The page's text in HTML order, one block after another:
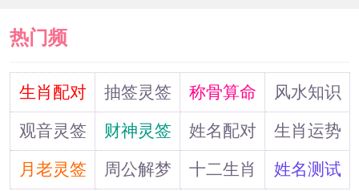
梦见有人持刀自杀，预示你会有好
梦见被刀剑等刺中或是砍伤，预示
麻烦会很快过去，你会得到意外的钱
财，事情顺利，生意兴旺。
热门频
道生肖配对 抽签灵签 称骨算命
风水知识
观音灵签
财神灵签 姓名配对
生肖运势
月老灵签
周公解梦 十二生肖 姓名测试